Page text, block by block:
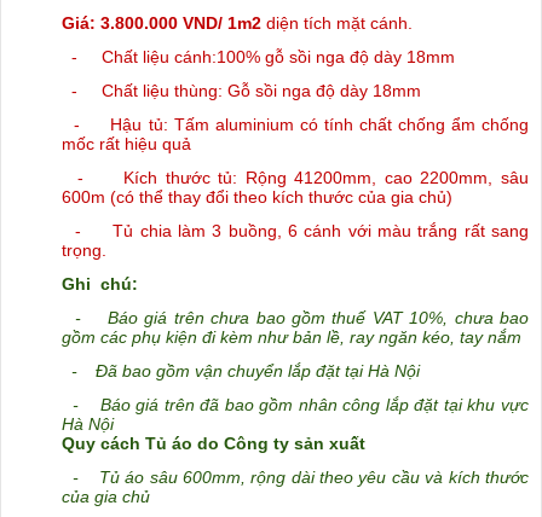
Giá: 3.800.000 VND/ 1m2 diện tích mặt cánh.
- Chất liệu cánh:100% gỗ sồi nga độ dày 18mm
- Chất liệu thùng: Gỗ sồi nga độ dày 18mm
- Hậu tủ: Tấm aluminium có tính chất chống ẩm chống
mốc rất hiệu quả
- Kích thước tủ: Rộng 41200mm, cao 2200mm, sâu
600m (có thể thay đổi theo kích thước của gia chủ)
- Tủ chia làm 3 buồng, 6 cánh với màu trắng rất sang
trọng.
Ghi chú:
-
Báo giá trên chưa bao gồm thuế VAT 10%, chưa bao
gồm các phụ kiện đi kèm như bản lề, ray ngăn kéo, tay nắm
-
Đã bao gồm vận chuyển lắp đặt tại Hà Nội
-
Báo giá trên đã bao gồm nhân công lắp đặt tại khu vực
Hà Nội
Quy cách Tủ áo do Công ty sản xuất
-
Tủ áo sâu 600mm, rộng dài theo yêu cầu và kích thước
của gia chủ